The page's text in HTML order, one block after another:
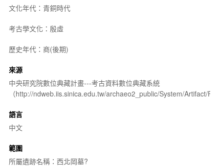
文化年代：青銅時代
考古學文化：殷虛
歷史年代：商(後期)
來源
中央研究院數位典藏計畫---考古資料數位典藏系統
（http://ndweb.iis.sinica.edu.tw/archaeo2_public/System/Artifact/
語言
中文
範圍
所屬遺跡名稱：西北岡墓?